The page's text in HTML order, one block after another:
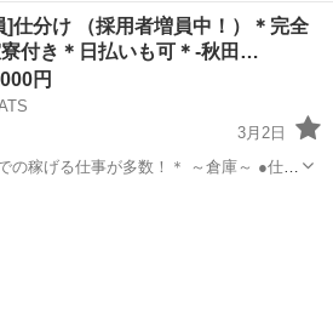
業のみなので 経験や資格は必要ナシ！
活躍中のスタッフさんも約80％が未経験からのスタート♪ 初めて...
スタッフ
]仕分け （採用者増員中！）＊完全
付き＊日払いも可＊-秋田…
円
3月2日
仕事が多数！＊ ～倉庫～ ●仕分